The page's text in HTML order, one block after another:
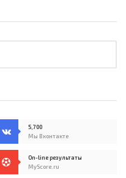
5,700
Мы Вконтакте
On-line результаты
MyScore.ru